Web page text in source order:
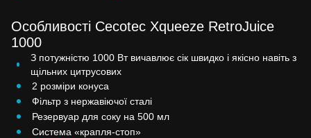
Особливості Cecotec Xqueeze RetroJuice
1000
З потужністю 1000 Вт вичавлює сік швидко і якісно навіть з
щільних цитрусових
2 розміри конуса
Фільтр з нержавіючої сталі
Резервуар для соку на 500 мл
Система «крапля-стоп»